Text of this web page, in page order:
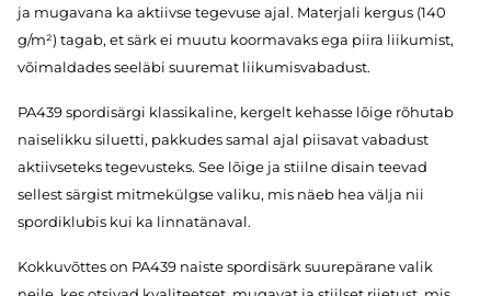
ja mugavana ka aktiivse tegevuse ajal. Materjali kergus (140
g/m²) tagab, et särk ei muutu koormavaks ega piira liikumist,
võimaldades seeläbi suuremat liikumisvabadust.
PA439 spordisärgi klassikaline, kergelt kehasse lõige rõhutab
naiselikku siluetti, pakkudes samal ajal piisavat vabadust
aktiivseteks tegevusteks. See lõige ja stiilne disain teevad
sellest särgist mitmekülgse valiku, mis näeb hea välja nii
spordiklubis kui ka linnatänaval.
Kokkuvõttes on PA439 naiste spordisärk suurepärane valik